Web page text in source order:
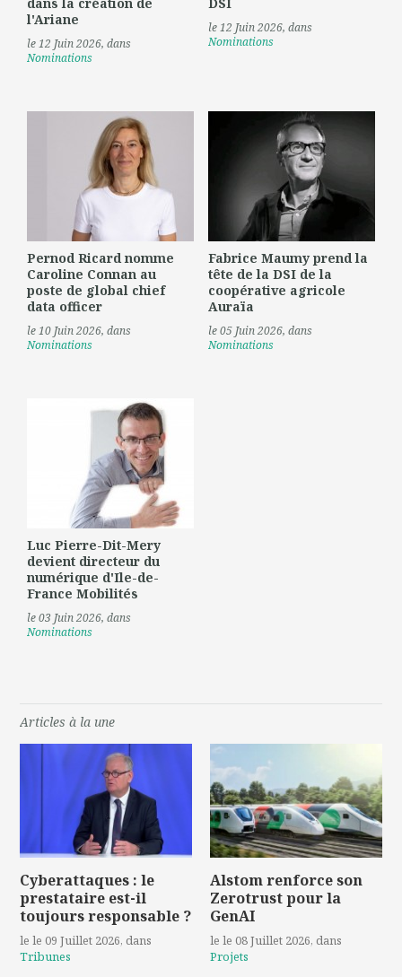
dans la création de
l'Ariane
le 12 Juin 2026, dans
Nominations
DSI
le 12 Juin 2026, dans
Nominations
Pernod Ricard nomme
Caroline Connan au
poste de global chief
data officer
le 10 Juin 2026, dans
Nominations
Fabrice Maumy prend la
tête de la DSI de la
coopérative agricole
Auraïa
le 05 Juin 2026, dans
Nominations
Luc Pierre-Dit-Mery
devient directeur du
numérique d'Ile-de-
France Mobilités
le 03 Juin 2026, dans
Nominations
Articles à la une
Cyberattaques : le
prestataire est-il
toujours responsable ?
le le 09 Juillet 2026, dans
Tribunes
Alstom renforce son
Zerotrust pour la
GenAI
le le 08 Juillet 2026, dans
Projets